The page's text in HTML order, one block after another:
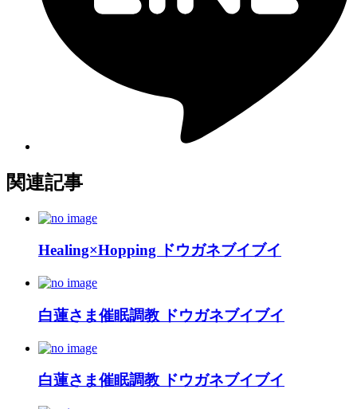
関連記事
Healing×Hopping ドウガネブイブイ
白蓮さま催眠調教 ドウガネブイブイ
白蓮さま催眠調教 ドウガネブイブイ